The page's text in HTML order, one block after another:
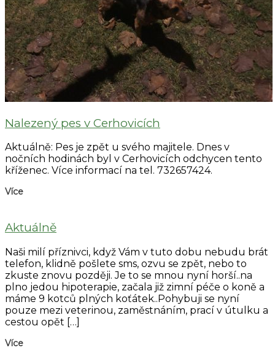
Nalezený pes v Cerhovicích
Aktuálně: Pes je zpět u svého majitele. Dnes v
nočních hodinách byl v Cerhovicích odchycen tento
kříženec. Více informací na tel. 732657424.
Více
Aktuálně
Naši milí příznivci, když Vám v tuto dobu nebudu brát
telefon, klidně pošlete sms, ozvu se zpět, nebo to
zkuste znovu později. Je to se mnou nyní horší..na
plno jedou hipoterapie, začala již zimní péče o koně a
máme 9 kotců plných koťátek..Pohybuji se nyní
pouze mezi veterinou, zaměstnáním, prací v útulku a
cestou opět […]
Více